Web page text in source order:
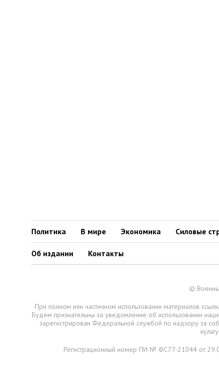
Политика В мире Экономика Силовые
Об издании Контакты
©
При полном или частичном использовании материалов
Будем признательны за уведомление об использовании
зарегистрирован Федеральной службой по надзору за
Регистрационный номер ПИ № ФС77-21044 от